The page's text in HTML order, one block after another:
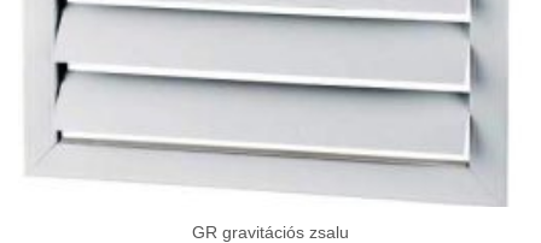
GR gravitációs zsalu